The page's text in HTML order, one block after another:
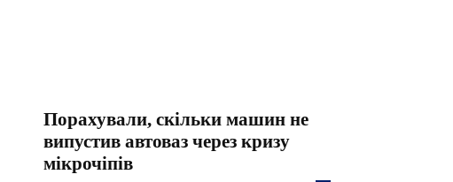
Порахували, скільки машин не
випустив автоваз через кризу
мікрочіпів